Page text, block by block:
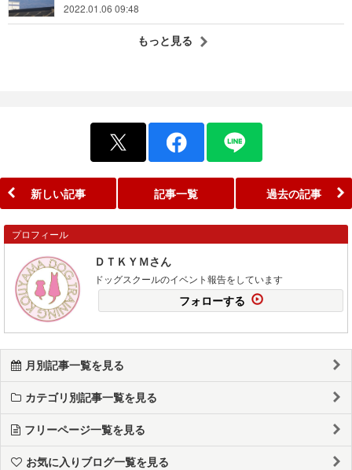
2022.01.06 09:48
もっと見る
新しい記事 記事一覧 過去の記事
プロフィール
ＤＴＫＹＭさん
ドッグスクールのイベント報告をしています
フォローする
月別記事一覧を見る
カテゴリ別記事一覧を見る
フリーページ一覧を見る
お気に入りブログ一覧を見る